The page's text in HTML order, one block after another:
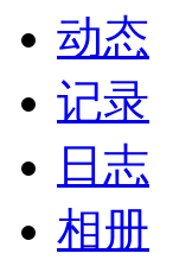
动态
记录
日志
相册